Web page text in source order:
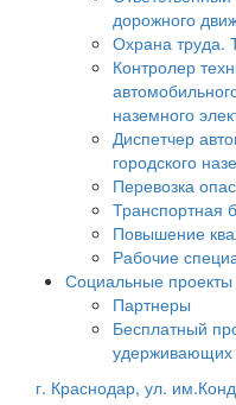
дорожного
Охрана труда.
Контролер
наземного
Диспетчер
городского
Перевозка
Транспортная
Повышение
Рабочие
Социальные проекты
Партнеры
Бесплатный
удерживающих
г. Краснодар, ул.